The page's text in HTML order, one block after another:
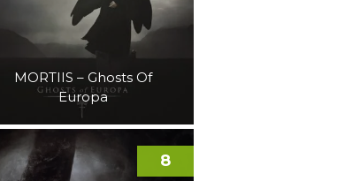
MORTIIS – Ghosts Of
Europa
8